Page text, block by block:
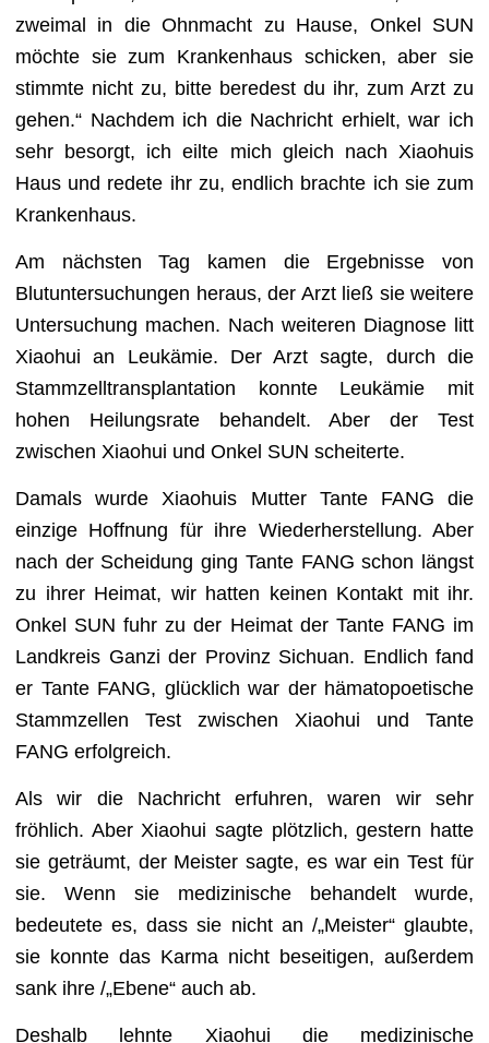
zweimal in die Ohnmacht zu Hause, Onkel SUN
möchte sie zum Krankenhaus schicken, aber sie
stimmte nicht zu, bitte beredest du ihr, zum Arzt zu
gehen.“ Nachdem ich die Nachricht erhielt, war ich
sehr besorgt, ich eilte mich gleich nach Xiaohuis
Haus und redete ihr zu, endlich brachte ich sie zum
Krankenhaus.
Am nächsten Tag kamen die Ergebnisse von
Blutuntersuchungen heraus, der Arzt ließ sie weitere
Untersuchung machen. Nach weiteren Diagnose litt
Xiaohui an Leukämie. Der Arzt sagte, durch die
Stammzelltransplantation konnte Leukämie mit
hohen Heilungsrate behandelt. Aber der Test
zwischen Xiaohui und Onkel SUN scheiterte.
Damals wurde Xiaohuis Mutter Tante FANG die
einzige Hoffnung für ihre Wiederherstellung. Aber
nach der Scheidung ging Tante FANG schon längst
zu ihrer Heimat, wir hatten keinen Kontakt mit ihr.
Onkel SUN fuhr zu der Heimat der Tante FANG im
Landkreis Ganzi der Provinz Sichuan. Endlich fand
er Tante FANG, glücklich war der hämatopoetische
Stammzellen Test zwischen Xiaohui und Tante
FANG erfolgreich.
Als wir die Nachricht erfuhren, waren wir sehr
fröhlich. Aber Xiaohui sagte plötzlich, gestern hatte
sie geträumt, der Meister sagte, es war ein Test für
sie. Wenn sie medizinische behandelt wurde,
bedeutete es, dass sie nicht an /„Meister“ glaubte,
sie konnte das Karma nicht beseitigen, außerdem
sank ihre /„Ebene“ auch ab.
Deshalb lehnte Xiaohui die medizinische